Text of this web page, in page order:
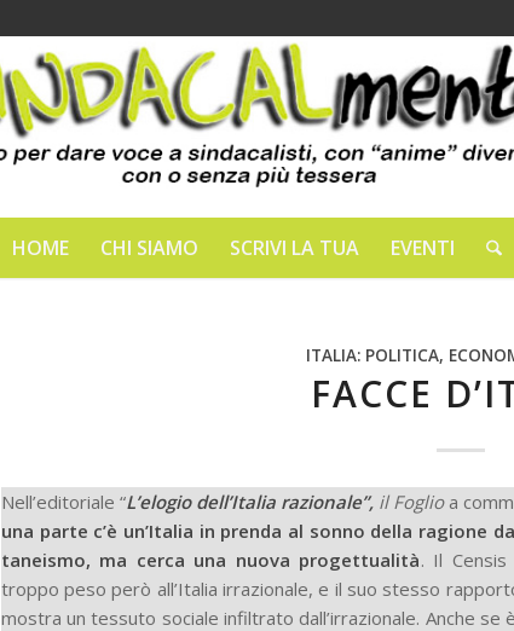
HOME CHI SIAMO SCRIVI LA TUA EVENTI
ITALIA: POLITICA,
FACCE
Nell’editoriale “L’elogio dell’Italia razionale”, il Foglioa
una parte c’è un’Italia in prenda al sonno della ragione
taneismo, ma cerca una nuova proget­tualità. Il Censis
troppo peso però all’Italia irrazionale, e il suo stes­so
mostra un tessuto sociale infiltrato dall’irrazionale. An­che